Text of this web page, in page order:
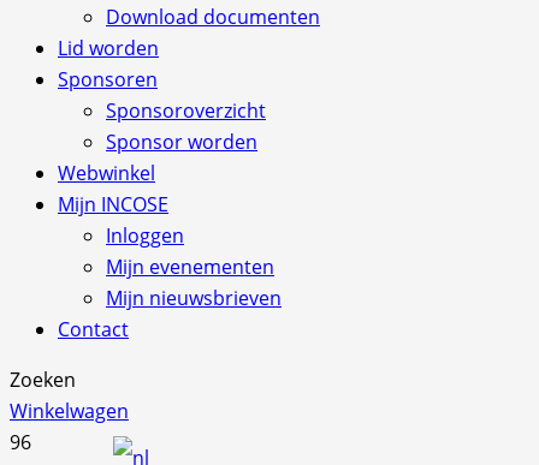
Download documenten
Lid worden
Sponsoren
Sponsoroverzicht
Sponsor worden
Webwinkel
Mijn INCOSE
Inloggen
Mijn evenementen
Mijn nieuwsbrieven
Contact
Zoeken
Winkelwagen